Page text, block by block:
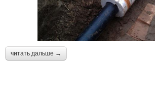
читать дальше →